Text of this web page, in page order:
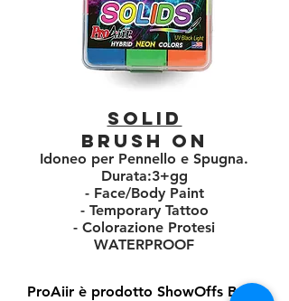
SOLID
BRUSH ON
Idoneo per Pennello e Spugna.
Durata:3+gg
- Face/Body Paint
- Temporary Tattoo
- Colorazione Protesi
WATERPROOF
ProAiir è prodotto ShowOffs Body